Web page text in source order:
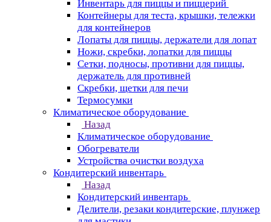
Инвентарь для пиццы и пиццерий
Контейнеры для теста, крышки, тележки
для контейнеров
Лопаты для пиццы, держатели для лопат
Ножи, скребки, лопатки для пиццы
Сетки, подносы, противни для пиццы,
держатель для противней
Скребки, щетки для печи
Термосумки
Климатическое оборудование
Назад
Климатическое оборудование
Обогреватели
Устройства очистки воздуха
Кондитерский инвентарь
Назад
Кондитерский инвентарь
Делители, резаки кондитерские, плунжер